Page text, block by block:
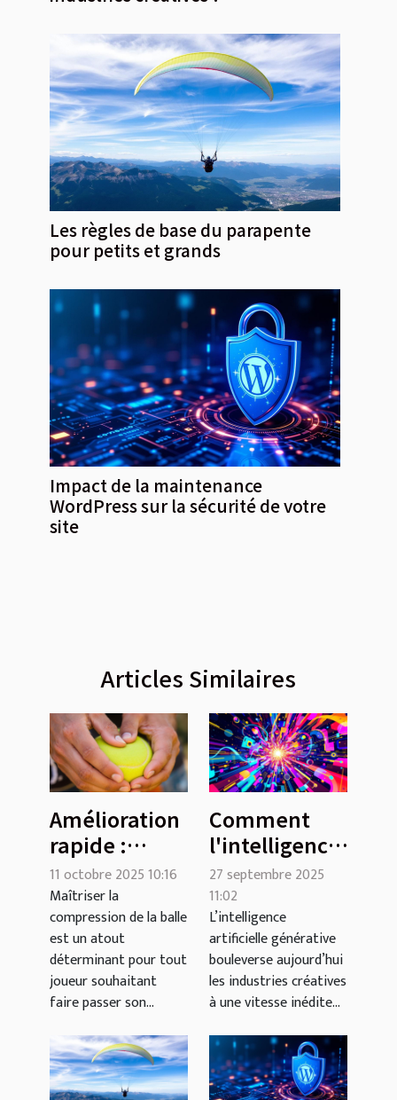
Les règles de base du parapente
pour petits et grands
Impact de la maintenance
WordPress sur la sécurité de votre
site
Articles Similaires
Amélioration
rapide :
Compresser
efficacement
la balle avec
des astuces
vidéo
11 octobre 2025 10:16
Maîtriser la
compression de la balle
est un atout
déterminant pour tout
joueur souhaitant
faire passer son...
Comment
l'intelligence
artificielle
générative
transforme-t-
elle les
industries
créatives ?
27 septembre 2025
11:02
L’intelligence
artificielle générative
bouleverse aujourd’hui
les industries créatives
à une vitesse inédite...